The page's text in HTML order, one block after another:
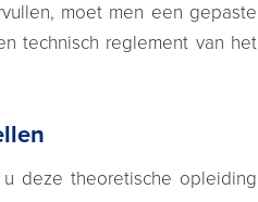
moet men een gepaste
technisch reglement van het
deze theoretische opleiding